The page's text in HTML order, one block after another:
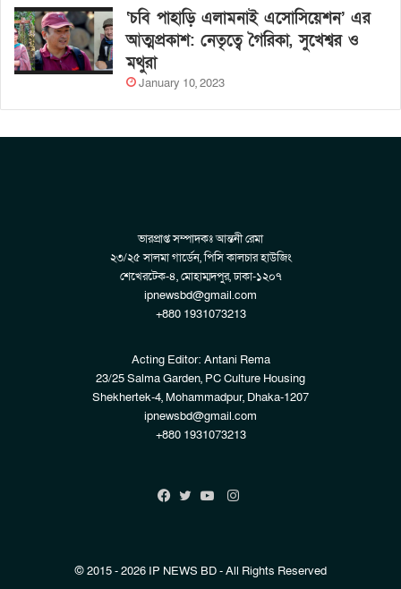
‘চবি পাহাড়ি এলামনাই এসোসিয়েশন’ এর
আত্মপ্রকাশ: নেতৃত্বে গৈরিকা, সুখেশ্বর ও
মথুরা
January 10, 2023
ভারপ্রাপ্ত সম্পাদকঃ আন্তনী রেমা
২৩/২৫ সালমা গার্ডেন, পিসি কালচার হাউজিং
শেখেরটেক-৪, মোহাম্মদপুর, ঢাকা-১২০৭
ipnewsbd@gmail.com
+880 1931073213
Acting Editor: Antani Rema
23/25 Salma Garden, PC Culture Housing
Shekhertek-4, Mohammadpur, Dhaka-1207
ipnewsbd@gmail.com
+880 1931073213
Instagram
© 2015 - 2026 IP NEWS BD - All Rights Reserved